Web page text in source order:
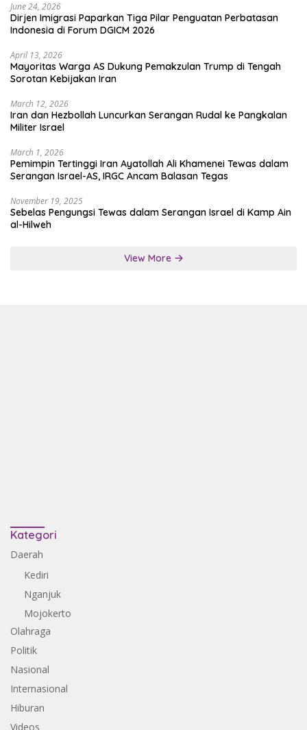
June 24, 2026
Dirjen Imigrasi Paparkan Tiga Pilar Penguatan Perbatasan
Indonesia di Forum DGICM 2026
April 13, 2026
Mayoritas Warga AS Dukung Pemakzulan Trump di Tengah
Sorotan Kebijakan Iran
March 12, 2026
Iran dan Hezbollah Luncurkan Serangan Rudal ke Pangkalan
Militer Israel
March 1, 2026
Pemimpin Tertinggi Iran Ayatollah Ali Khamenei Tewas dalam
Serangan Israel-AS, IRGC Ancam Balasan Tegas
November 19, 2025
Sebelas Pengungsi Tewas dalam Serangan Israel di Kamp Ain
al-Hilweh
View More
Kategori
Daerah
Kediri
Nganjuk
Mojokerto
Olahraga
Politik
Nasional
Internasional
Hiburan
Videos